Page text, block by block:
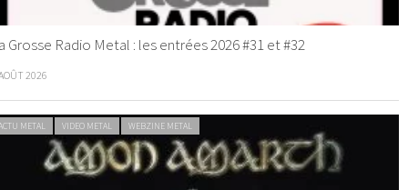
Grosse Radio Metal : les entrées 2026 #31 et #32
2026
METAL VIDEO METAL WEBZINE METAL